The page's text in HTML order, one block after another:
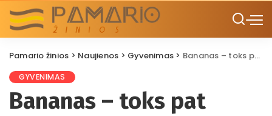
Pamario žinios > Naujienos > Gyvenimas > Bananas – toks pat permainingas, kaip ir lietuviška vasara
GYVENIMAS
Bananas – toks pat